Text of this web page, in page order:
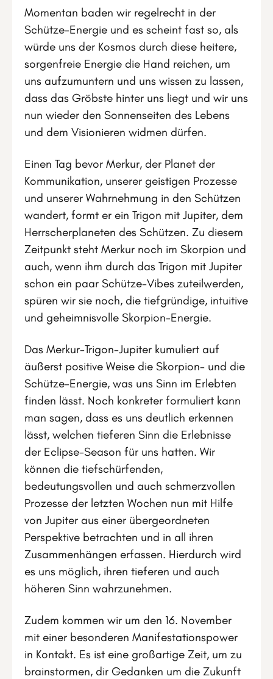
Momentan baden wir regelrecht in der
Schütze-Energie und es scheint fast so, als
würde uns der Kosmos durch diese heitere,
sorgenfreie Energie die Hand reichen, um
uns aufzumuntern und uns wissen zu lassen,
dass das Gröbste hinter uns liegt und wir uns
nun wieder den Sonnenseiten des Lebens
und dem Visionieren widmen dürfen.
Einen Tag bevor Merkur, der Planet der
Kommunikation, unserer geistigen Prozesse
und unserer Wahrnehmung in den Schützen
wandert, formt er ein Trigon mit Jupiter, dem
Herrscherplaneten des Schützen. Zu diesem
Zeitpunkt steht Merkur noch im Skorpion und
auch, wenn ihm durch das Trigon mit Jupiter
schon ein paar Schütze-Vibes zuteilwerden,
spüren wir sie noch, die tiefgründige, intuitive
und geheimnisvolle Skorpion-Energie.
Das Merkur-Trigon-Jupiter kumuliert auf
äußerst positive Weise die Skorpion- und die
Schütze-Energie, was uns Sinn im Erlebten
finden lässt. Noch konkreter formuliert kann
man sagen, dass es uns deutlich erkennen
lässt, welchen tieferen Sinn die Erlebnisse
der Eclipse-Season für uns hatten. Wir
können die tiefschürfenden,
bedeutungsvollen und auch schmerzvollen
Prozesse der letzten Wochen nun mit Hilfe
von Jupiter aus einer übergeordneten
Perspektive betrachten und in all ihren
Zusammenhängen erfassen. Hierdurch wird
es uns möglich, ihren tieferen und auch
höheren Sinn wahrzunehmen.
Zudem kommen wir um den 16. November
mit einer besonderen Manifestationspower
in Kontakt. Es ist eine großartige Zeit, um zu
brainstormen, dir Gedanken um die Zukunft